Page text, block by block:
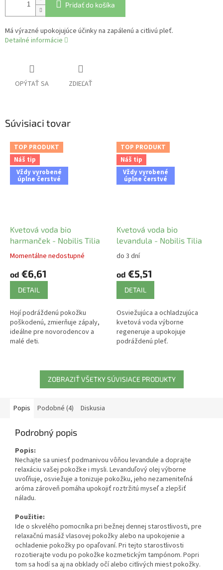
Pridať do košíka
Má výrazné upokojujúce účinky na zapálenú a citlivú pleť.
Detailné informácie
OPÝTAŤ SA ZDIEĽAŤ
Súvisiaci tovar
TOP PRODUKT
Náš tip
Vždy vyrobené
úplne čerstvé
Kvetová voda bio
harmanček - Nobilis Tilia
Momentálne nedostupné
od €6,61
DETAIL
Hojí podráždenú pokožku
poškodenú, zmierňuje zápaly,
ideálne pre novorodencov a
malé deti.
TOP PRODUKT
Náš tip
Vždy vyrobené
úplne čerstvé
Kvetová voda bio
levandula - Nobilis Tilia
do 3 dní
od €5,51
DETAIL
Osviežujúca a ochladzujúca
kvetová voda výborne
regeneruje a upokojuje
podráždenú pleť.
ZOBRAZIŤ VŠETKY SÚVISIACE PRODUKTY
Popis Podobné (4) Diskusia
Podrobný popis
Popis:
Nechajte sa uniesť podmanivou vôňou levandule a doprajte
relaxáciu vašej pokožke i mysli. Levanduľový olej výborne
uvoľňuje, osviežuje a tonizuje pokožku, jeho nezameniteľná
aróma zároveň pomáha upokojiť roztržitú myseľ a zlepšiť
náladu.
Použitie:
Ide o skvelého pomocníka pri bežnej dennej starostlivosti, pre
relaxačnú masáž vlasovej pokožky alebo na upokojenie a
ochladenie pokožky po opaľovaní. Pri tejto starostlivosti
rozotierajte vodu po pokožke kozmetickým tampónom. Popri
tom sa hodí sa aj na obklady očí alebo citlivých miest pokožky.